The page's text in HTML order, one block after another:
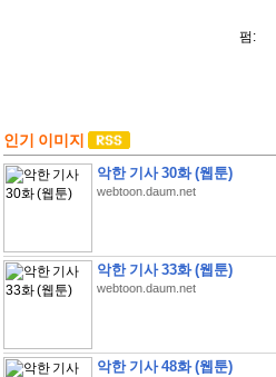
펌:
인기 이미지
악한 기사 30화 (웹툰)
webtoon.daum.net
악한 기사 33화 (웹툰)
webtoon.daum.net
악한 기사 48화 (웹툰)